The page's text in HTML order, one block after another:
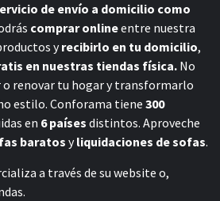
de envío a domicilio como
comprar onlineentre nuestra
yrecibirlo en tu domicilio,
en nuestras tiendas física. No
o renovar tu hogar y transformarlo
estilo. Conforama tiene 300
en 6 países distintos. Aproveche
baratos yliquidaciones de sofas.
a través de su website o,